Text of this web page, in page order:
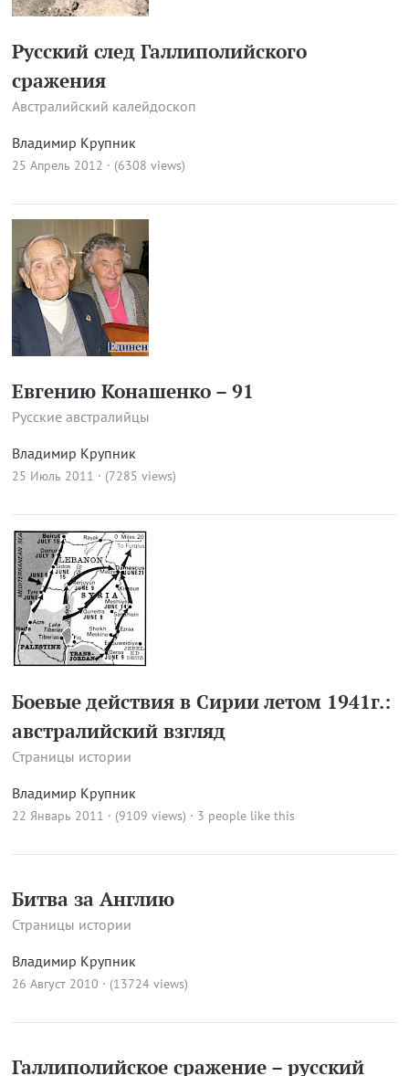
Русский след Галлиполийского
сражения
Австралийский калейдоскоп
Владимир Крупник
25 Апрель 2012 · (6308 views)
Евгению Конашенко – 91
Русские австралийцы
Владимир Крупник
25 Июль 2011 · (7285 views)
Боевые действия в Сирии летом 1941г.:
австралийский взгляд
Страницы истории
Владимир Крупник
22 Январь 2011 · (9109 views) · 3 people like this
Битва за Англию
Страницы истории
Владимир Крупник
26 Август 2010 · (13724 views)
Галлиполийское сражение – русский